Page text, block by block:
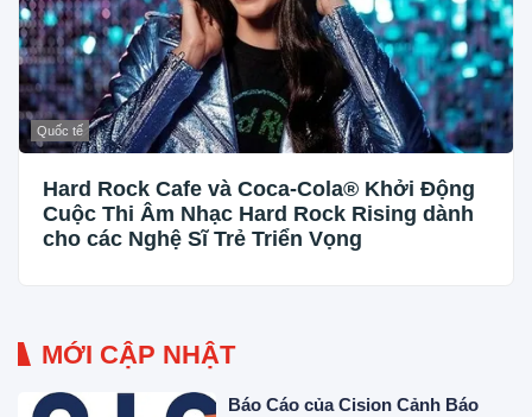
Quốc tế
Hard Rock Cafe và Coca-Cola® Khởi Động
Cuộc Thi Âm Nhạc Hard Rock Rising dành
cho các Nghệ Sĩ Trẻ Triển Vọng
MỚI CẬP NHẬT
Báo Cáo của Cision Cảnh Báo